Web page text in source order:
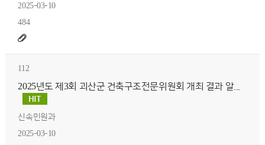
2025-03-10
484
112
2025년도 제3회 괴산군 건축구조전문위원회 개최 결과 알...
신속민원과
2025-03-10